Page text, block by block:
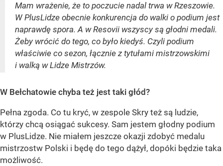
Mam wrażenie, że to poczucie nadal trwa w Rzeszowie.
W PlusLidze obecnie konkurencja do walki o podium jest
naprawdę spora. A w Resovii wszyscy są głodni medali.
Żeby wrócić do tego, co było kiedyś. Czyli podium
właściwie co sezon, łącznie z tytułami mistrzowskimi
i walką w Lidze Mistrzów.
W Bełchatowie chyba też jest taki głód?
Pełna zgoda. Co tu kryć, w zespole Skry też są ludzie,
którzy chcą osiągać sukcesy. Sam jestem głodny podium
w PlusLidze. Nie miałem jeszcze okazji zdobyć medalu
mistrzostw Polski i będę do tego dążył, dopóki będzie taka
możliwość.